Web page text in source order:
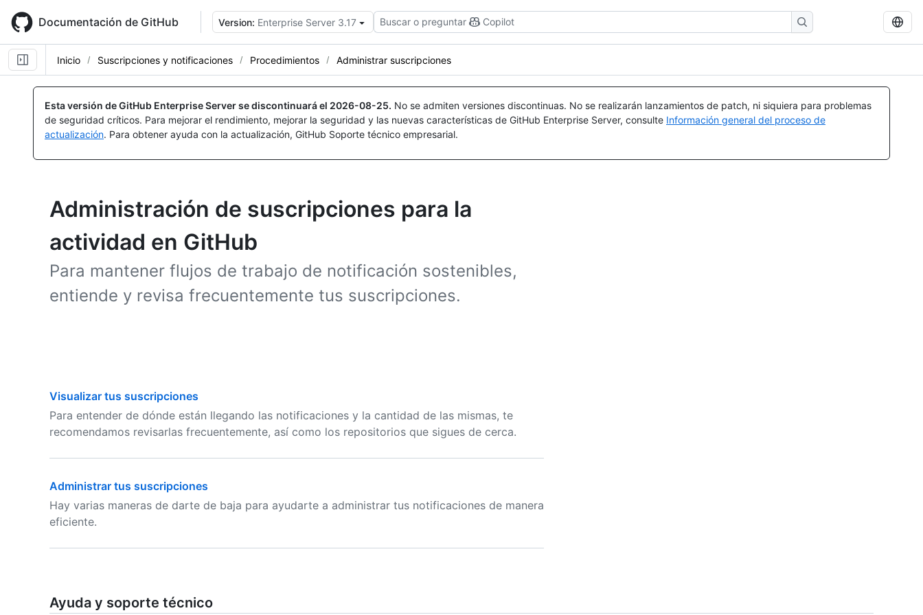
main
content
Documentación de GitHub Version: Enterprise Server 3.17 Buscar o preguntar Copilot
Inicio Suscripciones y notificaciones Procedimientos Administrar suscripciones
Esta versión de GitHub Enterprise Server se discontinuará el 2026-08-25. No se admiten versiones discontinuas. No se realizarán lanzamientos de patch, ni siquiera para problemas
de seguridad críticos. Para mejorar el rendimiento, mejorar la seguridad y las nuevas características de GitHub Enterprise Server, consulte Información general del proceso de
actualización. Para obtener ayuda con la actualización, GitHub Soporte técnico empresarial.
Administración de suscripciones para la
actividad en GitHub
Para mantener flujos de trabajo de notificación sostenibles,
entiende y revisa frecuentemente tus suscripciones.
Visualizar tus suscripciones
Para entender de dónde están llegando las notificaciones y la cantidad de las mismas, te
recomendamos revisarlas frecuentemente, así como los repositorios que sigues de cerca.
Administrar tus suscripciones
Hay varias maneras de darte de baja para ayudarte a administrar tus notificaciones de manera
eficiente.
Ayuda y soporte técnico